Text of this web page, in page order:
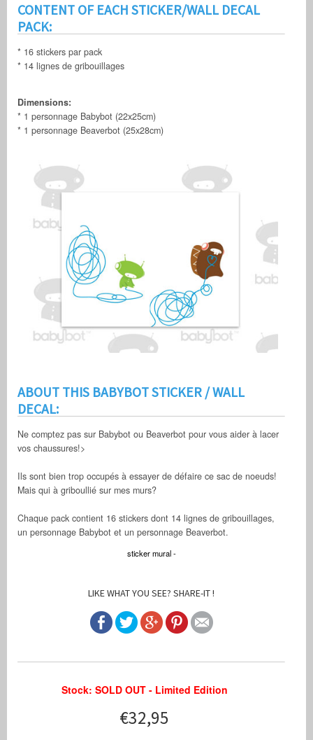
CONTENT OF EACH STICKER/WALL DECAL
PACK:
* 16 stickers par pack
* 14 lignes de gribouillages
Dimensions:
* 1 personnage Babybot (22x25cm)
* 1 personnage Beaverbot (25x28cm)
ABOUT THIS BABYBOT STICKER / WALL
DECAL:
Ne comptez pas sur Babybot ou Beaverbot pour vous aider à lacer
vos chaussures!>
Ils sont bien trop occupés à essayer de défaire ce sac de noeuds!
Mais qui à griboullié sur mes murs?
Chaque pack contient 16 stickers dont 14 lignes de gribouillages,
un personnage Babybot et un personnage Beaverbot.
sticker mural -
LIKE WHAT YOU SEE? SHARE-IT !
Stock: SOLD OUT - Limited Edition
€32,95